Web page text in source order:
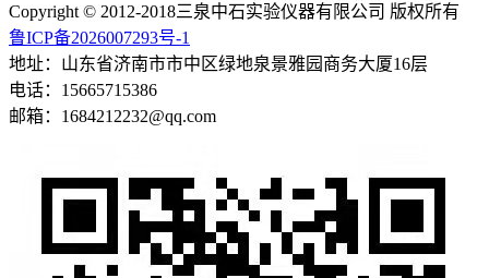
Copyright © 2012-2018三泉中石实验仪器有限公司 版权所有
鲁ICP备2026007293号-1
地址：山东省济南市市中区绿地泉景雅园商务大厦16层
电话：15665715386
邮箱：1684212232@qq.com